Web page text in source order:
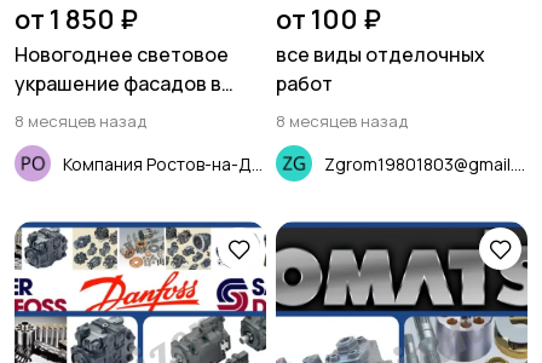
от 1 850 ₽
Новогоднее световое
украшение фасадов в
Ростове и области
8 месяцев назад
от 100 ₽
все виды отделочных
работ
8 месяцев назад